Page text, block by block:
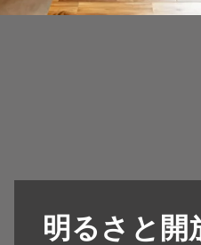
明るさと開